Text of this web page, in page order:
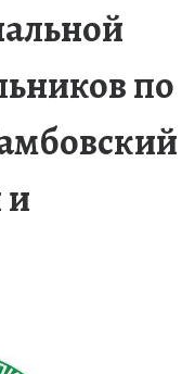
по